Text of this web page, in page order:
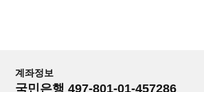
계좌정보
국민은행 497-801-01-457286